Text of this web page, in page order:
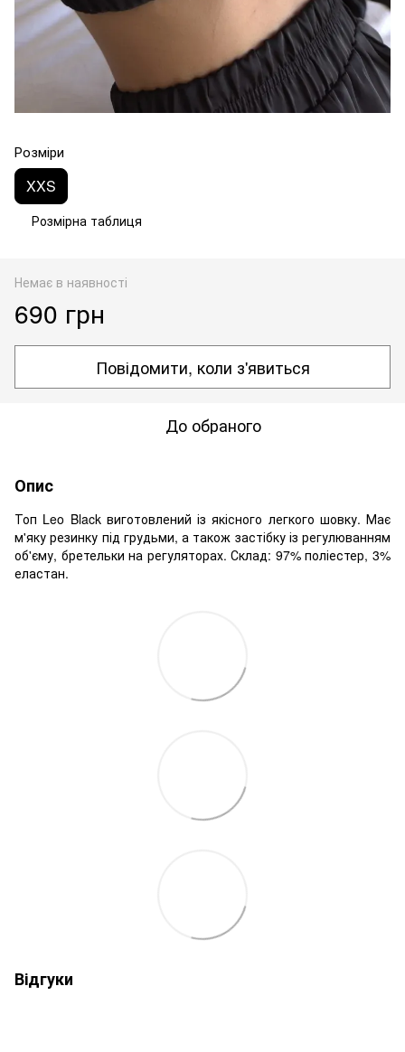
Розміри
XXS
Розмірна таблиця
Немає в наявності
690 грн
Повідомити, коли з'явиться
До обраного
Опис
Топ Leo Black виготовлений із якісного легкого шовку. Має
м'яку резинку під грудьми, а також застібку із регулюванням
об'єму, бретельки на регуляторах. Склад: 97% поліестер, 3%
еластан.
Відгуки